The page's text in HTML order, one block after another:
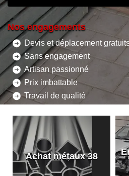
Nos engagements
Devis et déplacement
Sans engagement
Artisan passionné
Prix imbattable
Travail de qualité
Achat métaux 38